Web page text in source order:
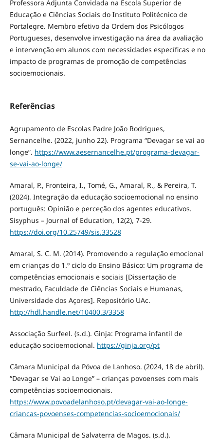
Professora Adjunta Convidada na Escola Superior de
Educação e Ciências Sociais do Instituto Politécnico de
Portalegre. Membro efetivo da Ordem dos Psicólogos
Portugueses, desenvolve investigação na área da avaliação
e intervenção em alunos com necessidades específicas e no
impacto de programas de promoção de competências
socioemocionais.
Referências
Agrupamento de Escolas Padre João Rodrigues,
Sernancelhe. (2022, junho 22). Programa “Devagar se vai ao
longe”. https://www.aesernancelhe.pt/programa-devagar-
se-vai-ao-longe/
Amaral, P., Fronteira, I., Tomé, G., Amaral, R., & Pereira, T.
(2024). Integração da educação socioemocional no ensino
português: Opinião e perceção dos agentes educativos.
Sisyphus – Journal of Education, 12(2), 7-29.
https://doi.org/10.25749/sis.33528
Amaral, S. C. M. (2014). Promovendo a regulação emocional
em crianças do 1.º ciclo do Ensino Básico: Um programa de
competências emocionais e sociais [Dissertação de
mestrado, Faculdade de Ciências Sociais e Humanas,
Universidade dos Açores]. Repositório UAc.
http://hdl.handle.net/10400.3/3358
Associação Surfeel. (s.d.). Ginja: Programa infantil de
educação socioemocional. https://ginja.org/pt
Câmara Municipal da Póvoa de Lanhoso. (2024, 18 de abril).
“Devagar se Vai ao Longe” – crianças povoenses com mais
competências socioemocionais.
https://www.povoadelanhoso.pt/devagar-vai-ao-longe-
criancas-povoenses-competencias-socioemocionais/
Câmara Municipal de Salvaterra de Magos. (s.d.).